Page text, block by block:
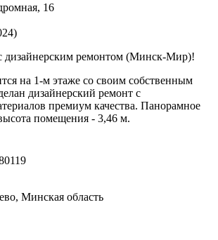
16
дизайнерским ремонтом (Минск-Мир)!
на 1-м этаже со своим собственным
дизайнерский ремонт с
премиум качества. Панорамное
помещения - 3,46 м.
Минская область